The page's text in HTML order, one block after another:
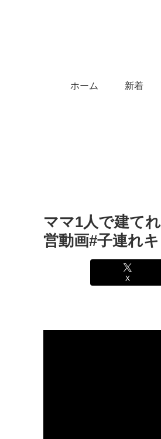
ホーム 新着
ママ1人で建て
営動画#子連れ
X